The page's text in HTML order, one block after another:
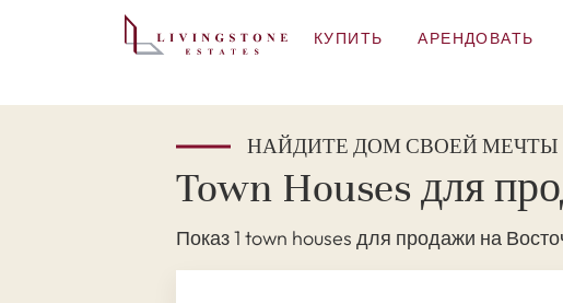
КУПИТЬ АРЕНДОВАТЬ
НАЙДИТЕ ДОМ СВОЕЙ МЕЧТЫ
Town Houses для
Показ 1 town houses для продажи на